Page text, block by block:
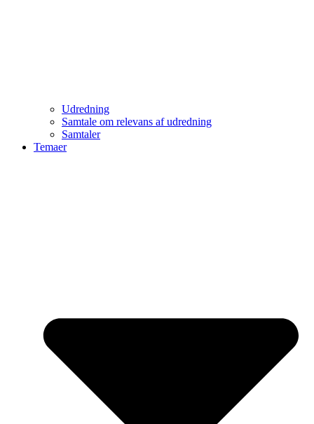
Udredning
Samtale om relevans af udredning
Samtaler
Temaer